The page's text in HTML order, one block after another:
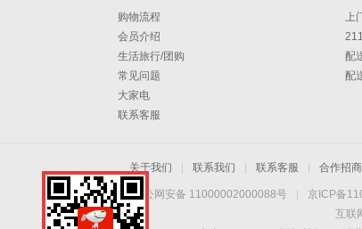
购物流程
会员介绍
生活旅行/团购
常见问题
大家电
联系客服
上
配
配
关于我们 联系我们 联系客服 合作招商
京公网安备 11000002000088号 京ICP备
互联